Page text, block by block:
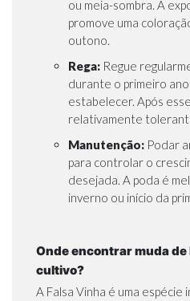
ou meia-sombra. A
promove uma
outono.
Rega: Regue
durante o primeiro
estabelecer. Após
relativamente
Manutenção: Podar
para controlar o
desejada. A poda é
inverno ou início da
Onde encontrar muda
cultivo?
A Falsa Vinha é uma